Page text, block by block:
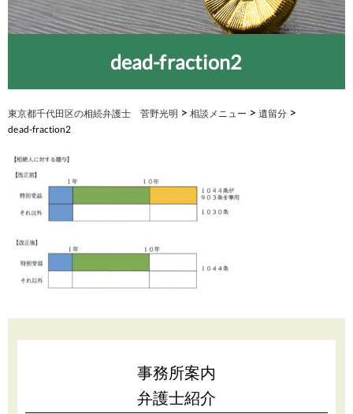
dead-fraction2
東京都千代田区の相続弁護士 菅野光明 > 相談メニュー > 遺留分 >
dead-fraction2
事務所案内
弁護士紹介